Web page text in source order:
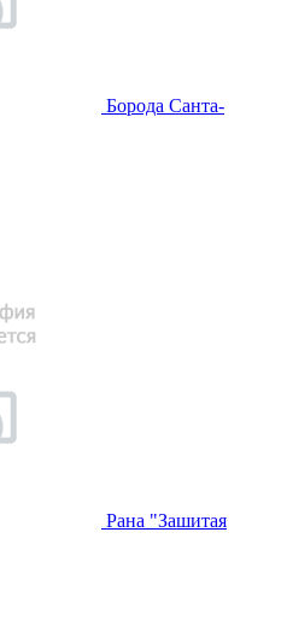
Борода Санта-
Рана "Зашитая